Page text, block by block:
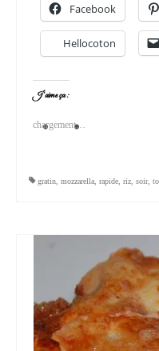
Facebook
Hellocoton
J’aime ça :
chargement…
gratin mozzarella rapide riz soir,